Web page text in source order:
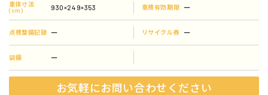
車体寸法
(cm)
930×249×353 車検有効期限 ー
点検整備記録 ー リサイクル券 ー
装備 ー
お気軽にお問い合わせください